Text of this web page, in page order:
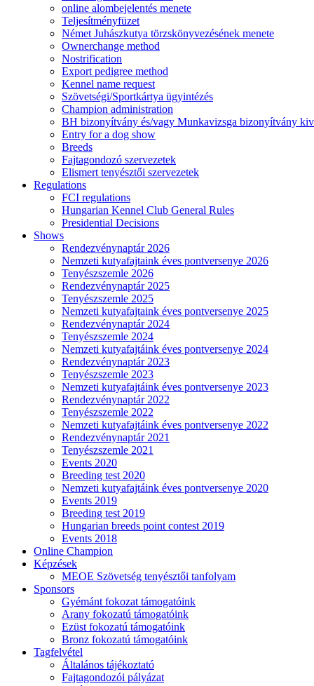
online alombejelentés menete
Teljesítményfüzet
Német Juhászkutya törzskönyvezésének menete
Ownerchange method
Nostrification
Export pedigree method
Kennel name request
Szövetségi/Sportkártya ügyintézés
Champion administration
BH bizonyítvány és/vagy Munkavizsga bizonyítvány
Entry for a dog show
Breeds
Fajtagondozó szervezetek
Elismert tenyésztői szervezetek
Regulations
FCI regulations
Hungarian Kennel Club General Rules
Presidential Decisions
Shows
Rendezvénynaptár 2026
Nemzeti kutyafajtaink éves pontversenye 2026
Tenyészszemle 2026
Rendezvénynaptár 2025
Tenyészszemle 2025
Nemzeti kutyafajtaink éves pontversenye 2025
Rendezvénynaptár 2024
Tenyészszemle 2024
Nemzeti kutyafajtáink éves pontversenye 2024
Rendezvénynaptár 2023
Tenyészszemle 2023
Nemzeti kutyafajtáink éves pontversenye 2023
Rendezvénynaptár 2022
Tenyészszemle 2022
Nemzeti kutyafajtáink éves pontversenye 2022
Rendezvénynaptár 2021
Tenyészszemle 2021
Events 2020
Breeding test 2020
Nemzeti kutyafajtáink éves pontversenye 2020
Events 2019
Breeding test 2019
Hungarian breeds point contest 2019
Events 2018
Online Champion
Képzések
MEOE Szövetség tenyésztői tanfolyam
Sponsors
Gyémánt fokozat támogatóink
Arany fokozatú támogatóink
Ezüst fokozatú támogatóink
Bronz fokozatú támogatóink
Tagfelvétel
Általános tájékoztató
Fajtagondozói pályázat